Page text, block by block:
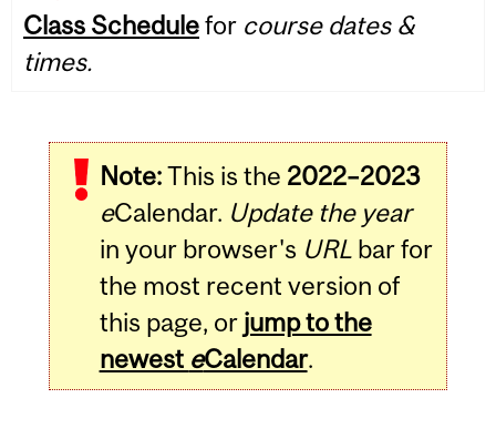
Class Schedulefor course dates &
times.
Note:This is the 2022–2023
eCalendar. Update the year
in your browser's URLbar for
the most recent version of
this page, or jump to the
newest eCalendar.